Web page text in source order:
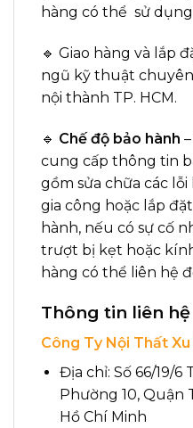
hàng có thể sử
🔹 Giao hàng và lắp
ngũ kỹ thuật
nội thành TP. HCM.
🔹 Chế độ bảo hành
cung cấp thông tin
gồm sửa chữa các
gia công hoặc lắp
hành, nếu có sự cố
trượt bị kẹt hoặc
hàng có thể liên hệ
Thông tin liên hệ
Công Ty Nội Thất
Địa chỉ: Số 66/19/6
Phường 10, Quận
Hồ Chí Minh